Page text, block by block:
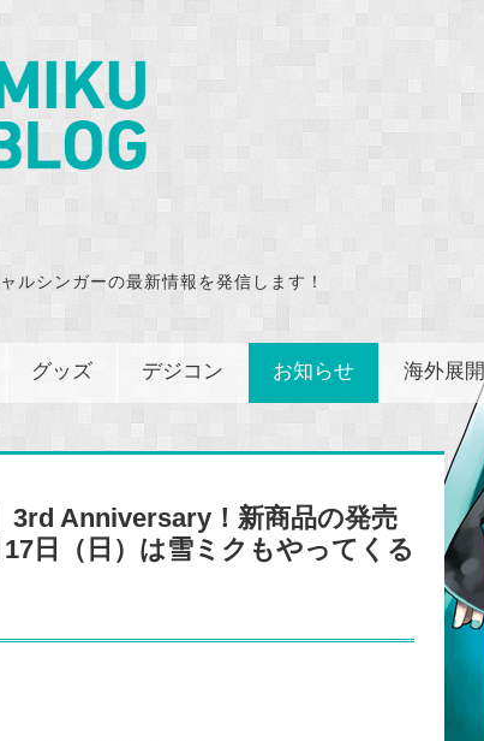
ルシンガーの最新情報を発信します！
グッズ デジコン お知らせ 海外展開
3rd Anniversary！新商品の発売
日（日）は雪ミクもやってくる